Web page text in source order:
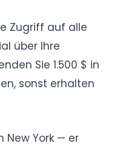
Zugriff auf alle
über Ihre
Sie 1.500 $ in
sonst erhalten
New York — er